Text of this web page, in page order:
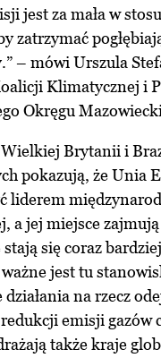
jest za mała w
zatrzymać
– mówi Urszula
Klimatycznej i
Okręgu
Brytanii i
pokazują, że Unia
liderem
a jej miejsce
się coraz
jest tu
działania na rzecz
emisji gazów
także kraje